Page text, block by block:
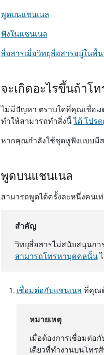
พูดบนแชนเนล
ฟังในแชนเนล
สื่อสารเมื่อวิทยุสื่อสารอยู่ในพื้
จะเกิดอะไรขึ้นถ้าโ
ไม่มีปัญหา ตราบใดที่คุณเชื่อม
ทําให้สามารถทําสิ่งนี้ได้ โปร
หากคุณกําลังใช้ชุดหูฟังแบบมี
พูดบนแชนเนล
สามารถพูดได้ครั้งละหนึ่งคนเ
สำคัญ
วิทยุสื่อสารไม่สนับสนุนกา
สามารถโทรหาบุคคลนั้นไ
เชื่อมต่อกับแชนเนล ที่คุณ
หมายเหตุ
เมื่อต้องการเชื่อมต่อ
เดียวที่ทํางานบนโทร